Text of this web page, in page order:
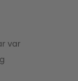
var